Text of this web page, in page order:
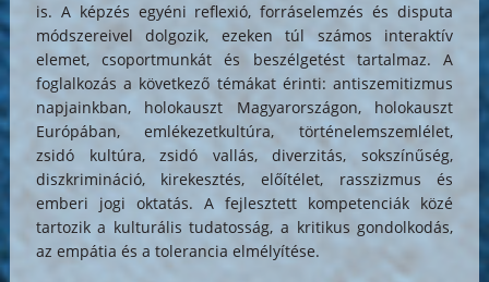
is. A képzés egyéni reflexió, forráselemzés és disputa
módszereivel dolgozik, ezeken túl számos interaktív
elemet, csoportmunkát és beszélgetést tartalmaz. A
foglalkozás a következő témákat érinti: antiszemitizmus
napjainkban, holokauszt Magyarországon, holokauszt
Európában, emlékezetkultúra, történelemszemlélet,
zsidó kultúra, zsidó vallás, diverzitás, sokszínűség,
diszkrimináció, kirekesztés, előítélet, rasszizmus és
emberi jogi oktatás. A fejlesztett kompetenciák közé
tartozik a kulturális tudatosság, a kritikus gondolkodás,
az empátia és a tolerancia elmélyítése.